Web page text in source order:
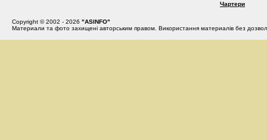
Чартери
Copyright © 2002 - 2026 "ASINFO"
Материали та фото захищені авторським правом. Використання материалів без